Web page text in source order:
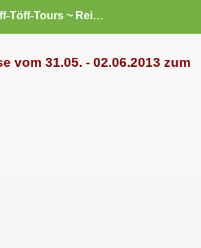
Töff-Töff-Tours ~ Reisen mit `nem Liner --- und sei`s auch nur ein "Kleiner".
vom 31.05. - 02.06.2013 zum